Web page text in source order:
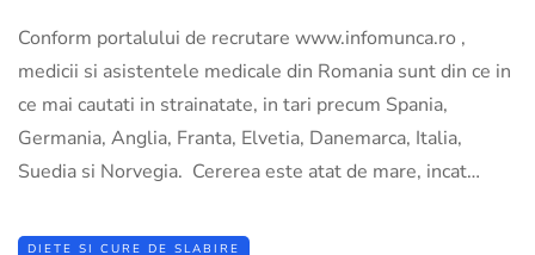
Conform portalului de recrutare www.infomunca.ro ,
medicii si asistentele medicale din Romania sunt din ce in
ce mai cautati in strainatate, in tari precum Spania,
Germania, Anglia, Franta, Elvetia, Danemarca, Italia,
Suedia si Norvegia. Cererea este atat de mare, incat…
DIETE SI CURE DE SLABIRE